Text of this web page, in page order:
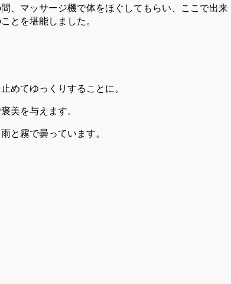
、マッサージ機で体をほぐしてもらい、ここで出来
とを堪能しました。
めてゆっくりすることに。
美を与えます。
と霧で曇っています。